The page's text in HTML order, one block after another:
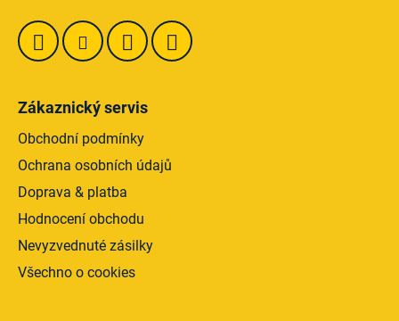
Zákaznický servis
Obchodní podmínky
Ochrana osobních údajů
Doprava & platba
Hodnocení obchodu
Nevyzvednuté zásilky
Všechno o cookies